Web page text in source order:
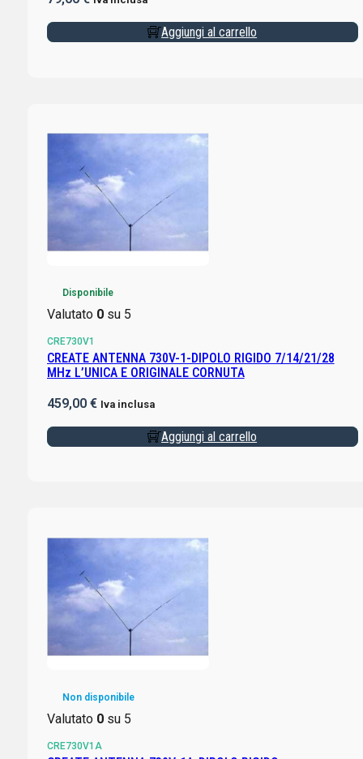
Aggiungi al carrello
Disponibile
Valutato 0su 5
CRE730V1
CREATE ANTENNA 730V-1-DIPOLO RIGIDO 7/14/21/28
MHz L’UNICA E ORIGINALE CORNUTA
459,00 € Iva inclusa
Aggiungi al carrello
Non disponibile
Valutato 0su 5
CRE730V1A